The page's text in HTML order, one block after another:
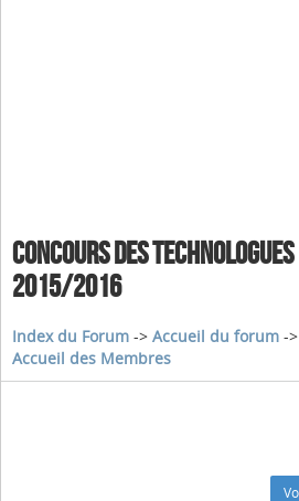
CONCOURS DES TECHNOLOGUES
2015/2016
Index du Forum -> Accueil du forum ->
Accueil des Membres